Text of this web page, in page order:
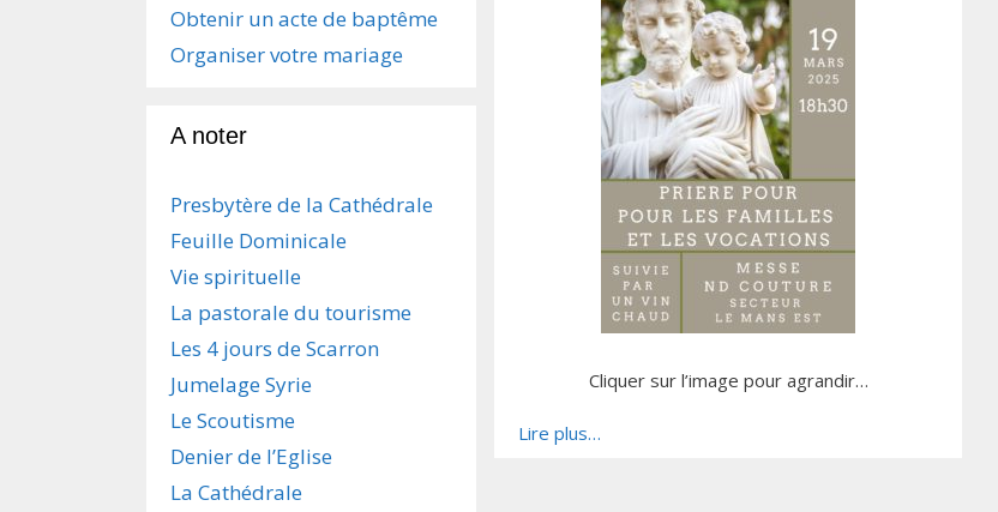
Cliquer sur l’image pour agrandir…
Lire plus…
Obtenir un acte de baptême
Organiser votre mariage
A noter
Presbytère de la Cathédrale
Feuille Dominicale
Vie spirituelle
La pastorale du tourisme
Les 4 jours de Scarron
Jumelage Syrie
Le Scoutisme
Denier de l’Eglise
La Cathédrale